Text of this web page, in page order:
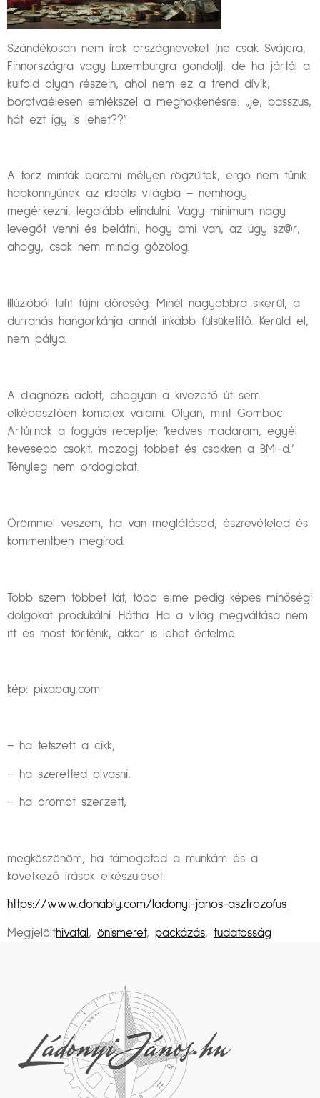
Szándékosan nem írok országneveket (ne csak Svájcra,
Finnországra vagy Luxemburgra gondolj), de ha jártál a
külföld olyan részein, ahol nem ez a trend dívik,
borotvaélesen emlékszel a meghökkenésre: „jé, basszus,
hát ezt így is lehet??”
A torz minták baromi mélyen rögzültek, ergo nem tűnik
habkönnyűnek az ideális világba – nemhogy
megérkezni, legalább elindulni. Vagy minimum nagy
levegőt venni és belátni, hogy ami van, az úgy sz@r,
ahogy, csak nem mindig gőzölög.
Illúzióból lufit fújni dőreség. Minél nagyobbra sikerül, a
durranás hangorkánja annál inkább fülsüketítő. Kerüld el,
nem pálya.
A diagnózis adott, ahogyan a kivezető út sem
elképesztően komplex valami. Olyan, mint Gombóc
Artúrnak a fogyás receptje: ’kedves madaram, egyél
kevesebb csokit, mozogj többet és csökken a BMI-d.’
Tényleg nem ördöglakat.
Örömmel veszem, ha van meglátásod, észrevételed és
kommentben megírod.
Több szem többet lát, több elme pedig képes minőségi
dolgokat produkálni. Hátha. Ha a világ megváltása nem
itt és most történik, akkor is lehet értelme.
kép: pixabay.com
– ha tetszett a cikk,
– ha szeretted olvasni,
– ha örömöt szerzett,
megköszönöm, ha támogatod a munkám és a
következő írások elkészülését:
https://www.donably.com/ladonyi-janos-asztrozofus
Megjelölthivatal , önismeret, packázás, tudatosság